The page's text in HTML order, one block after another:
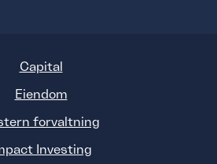
Capital
Eiendom
forvaltning
Investing